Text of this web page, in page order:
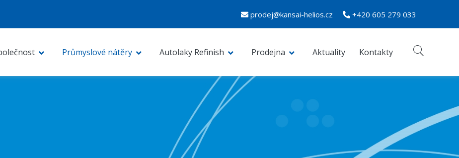
prodej@kansai-helios.cz +420 605 279 033
Průmyslové nátěry Autolaky Refinish Prodejna Aktuality Kontakty